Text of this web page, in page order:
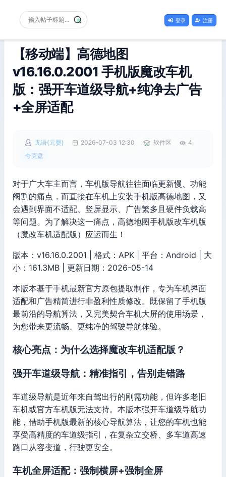
登录 注册
【移动端】高德地图
v16.16.0.2001 手机版魔改车机
版：强开车道级导航+纯净去广告
+全屏适配
无语(元婴) 2026-07-03 12:30 软件区
4
夸克盘
对于广大车主而言，车机版导航往往面临更新慢、功能
阉割的痛点，而直接在车机上安装手机版高德地图，又
会遇到界面不适配、竖屏显示、广告繁多且硬件负载高
等问题。为了解决这一痛点，高德地图手机版改车机版
（魔改车机适配版）应运而生！
版本：v16.16.0.2001 | 格式：APK | 平台：Android | 大
小：161.3MB | 更新日期：2026-05-14
本版本基于手机最新官方原包提取制作，专为车机界面
适配和广告精简进行非盈利性质修改。既保留了手机版
最前沿的导航算法，又完美契合车机大屏的使用场景，
为您带来更流畅、更纯净的驾驶导航体验。
核心亮点：为什么选择魔改车机适配版？
强开车道级导航：精准指引，告别走错路
车道级导航是近年来自驾出行的刚需功能，但许多老旧
车机或官方车机版无法支持。本版本强开车道级导航功
能，借助手机版最新的核心导航算法，让您的车机也能
享受高精度的车道级指引，在复杂立交桥、多车道高速
路口从容变道，行驶更安全。
车机全屏适配：强制横屏+强制全屏